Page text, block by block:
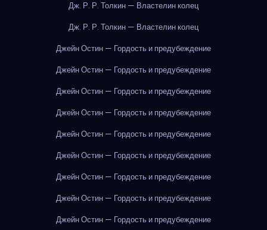
Дж. Р. Р. Толкин — Властелин колец
Дж. Р. Р. Толкин — Властелин колец
Джейн Остин — Гордость и предубеждение
Джейн Остин — Гордость и предубеждение
Джейн Остин — Гордость и предубеждение
Джейн Остин — Гордость и предубеждение
Джейн Остин — Гордость и предубеждение
Джейн Остин — Гордость и предубеждение
Джейн Остин — Гордость и предубеждение
Джейн Остин — Гордость и предубеждение
Джейн Остин — Гордость и предубеждение